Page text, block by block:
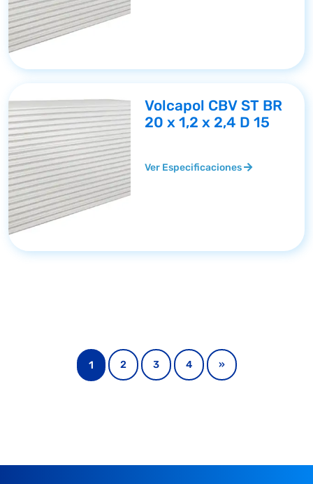
Volcapol CBV ST BR
20 x 1,2 x 2,4 D 15
Ver Especificaciones
1 2 3 4 »